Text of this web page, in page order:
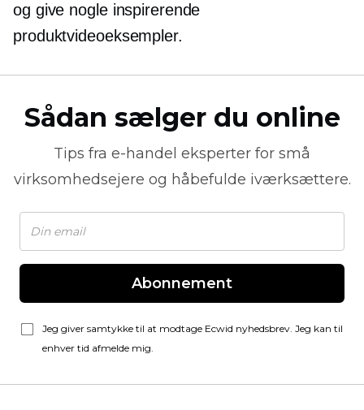
og give nogle inspirerende
produktvideoeksempler.
Sådan sælger du online
Tips fra e-handel eksperter for små
virksomhedsejere og håbefulde iværksættere.
Abonnement
Jeg giver samtykke til at modtage Ecwid nyhedsbrev. Jeg kan til
enhver tid afmelde mig.